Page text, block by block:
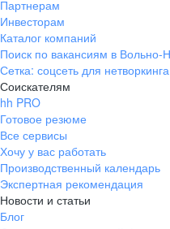
Партнерам
Инвесторам
Каталог компаний
Поиск по вакансиям в Вольно-
Сетка: соцсеть для нетворкинга
Соискателям
hh PRO
Готовое резюме
Все сервисы
Хочу у вас работать
Производственный календарь
Экспертная рекомендация
Новости и статьи
Блог